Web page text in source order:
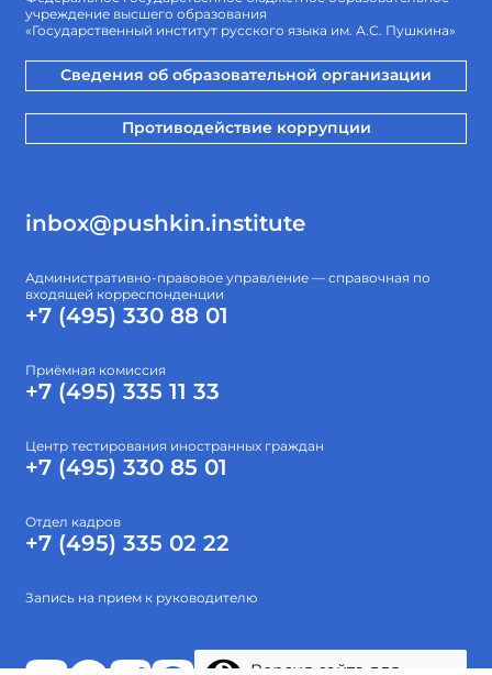
учреждение высшего образования
«Государственный институт русского языка им. А.С. Пушкина»
Сведения об образовательной организации
Противодействие коррупции
inbox@pushkin.institute
Административно-правовое управление — справочная по
входящей корреспонденции
+7 (495) 330 88 01
Приёмная комиссия
+7 (495) 335 11 33
Центр тестирования иностранных граждан
+7 (495) 330 85 01
Отдел кадров
+7 (495) 335 02 22
Запись на прием к руководителю
Версия сайта для